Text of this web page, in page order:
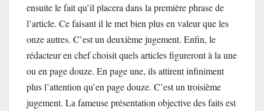
ensuite le fait qu’il placera dans la première phrase de
l’article. Ce faisant il le met bien plus en valeur que les
onze autres. C’est un deuxième jugement. Enfin, le
rédacteur en chef choisit quels articles figureront à la une
ou en page douze. En page une, ils attirent infiniment
plus l’attention qu’en page douze. C’est un troisième
jugement. La fameuse présentation objective des faits est